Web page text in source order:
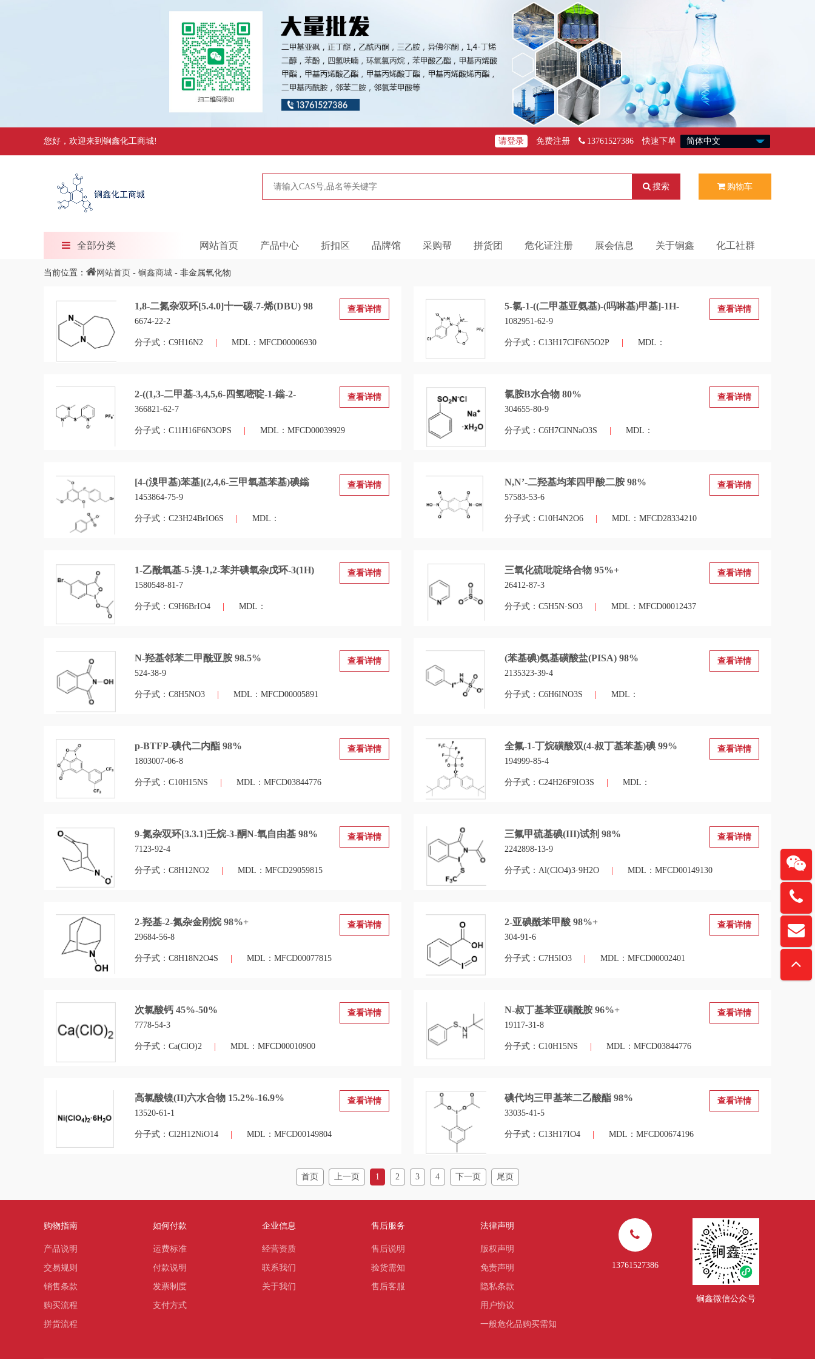
您好，欢迎来到锏鑫化工商城! 请登录 免费注册 13761527386 快速下单
购物车
搜索
全部分类 网站首页 产品中心 折扣区 品牌馆 采购帮 拼货团 危化证注册 展会信息 关于锏鑫 化工社群
当前位置： 网站首页 - 锏鑫商城 - 非金属氧化物
查看详情
1,8-二氮杂双环[5.4.0]十一碳-7-烯(DBU) 98
6674-22-2
分子式：C9H16N2 MDL：MFCD00006930
查看详情
5-氯-1-((二甲基亚氨基)-(吗啉基)甲基]-1H-
1082951-62-9
分子式：C13H17ClF6N5O2P MDL：
查看详情
2-((1,3-二甲基-3,4,5,6-四氢嘧啶-1-鎓-2-
366821-62-7
分子式：C11H16F6N3OPS MDL：MFCD00039929
查看详情
氯胺B水合物 80%
304655-80-9
分子式：C6H7ClNNaO3S MDL：
查看详情
[4-(溴甲基)苯基](2,4,6-三甲氧基苯基)碘鎓
1453864-75-9
分子式：C23H24BrIO6S MDL：
查看详情
N,N’-二羟基均苯四甲酸二胺 98%
57583-53-6
分子式：C10H4N2O6 MDL：MFCD28334210
查看详情
1-乙酰氧基-5-溴-1,2-苯并碘氧杂戊环-3(1H)
1580548-81-7
分子式：C9H6BrIO4 MDL：
查看详情
三氧化硫吡啶络合物 95%+
26412-87-3
分子式：C5H5N·SO3 MDL：MFCD00012437
查看详情
N-羟基邻苯二甲酰亚胺 98.5%
524-38-9
分子式：C8H5NO3 MDL：MFCD00005891
查看详情
(苯基碘)氨基磺酸盐(PISA) 98%
2135323-39-4
分子式：C6H6INO3S MDL：
查看详情
p-BTFP-碘代二内酯 98%
1803007-06-8
分子式：C10H15NS MDL：MFCD03844776
查看详情
全氟-1-丁烷磺酸双(4-叔丁基苯基)碘 99%
194999-85-4
分子式：C24H26F9IO3S MDL：
查看详情
9-氮杂双环[3.3.1]壬烷-3-酮N-氧自由基 98%
7123-92-4
分子式：C8H12NO2 MDL：MFCD29059815
查看详情
三氟甲硫基碘(III)试剂 98%
2242898-13-9
分子式：Al(ClO4)3·9H2O MDL：MFCD00149130
查看详情
2-羟基-2-氮杂金刚烷 98%+
29684-56-8
分子式：C8H18N2O4S MDL：MFCD00077815
查看详情
2-亚碘酰苯甲酸 98%+
304-91-6
分子式：C7H5IO3 MDL：MFCD00002401
查看详情
次氯酸钙 45%-50%
7778-54-3
分子式：Ca(ClO)2 MDL：MFCD00010900
查看详情
N-叔丁基苯亚磺酰胺 96%+
19117-31-8
分子式：C10H15NS MDL：MFCD03844776
查看详情
高氯酸镍(II)六水合物 15.2%-16.9%
13520-61-1
分子式：Cl2H12NiO14 MDL：MFCD00149804
查看详情
碘代均三甲基苯二乙酸酯 98%
33035-41-5
分子式：C13H17IO4 MDL：MFCD00674196
首页 上一页 1 2 3 4 下一页 尾页
购物指南
产品说明
交易规则
销售条款
购买流程
拼货流程
如何付款
运费标准
付款说明
发票制度
支付方式
企业信息
经营资质
联系我们
关于我们
售后服务
售后说明
验货需知
售后客服
法律声明
版权声明
免责声明
隐私条款
用户协议
一般危化品购买需知
13761527386
锏鑫微信公众号
扫一
“